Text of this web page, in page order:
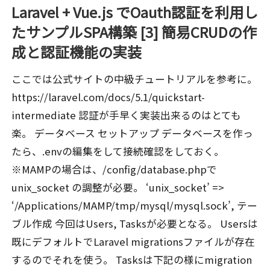
Laravel + Vue.js でOauth認証を利用し
たサンプルSPA構築 [3] 簡易CRUDの作
成と認証機能の実装
ここでは公式サイトの中級チュートリアルを参考に。
https://laravel.com/docs/5.1/quickstart-
intermediate 認証が手早く実装出来るのはとても
楽。 データベース セットアップ データベースを作っ
たら、.envの編集をして接続確認をしておく。
※MAMPの場合は、/config/database.phpで
unix_socket の調整が必要。 ‘unix_socket’ =>
‘/Applications/MAMP/tmp/mysql/mysql.sock’, テー
ブル作成 今回はUsers, Tasksが必要となる。 Usersは
既にデフォルトでLaravel migrationsファイルが存在
するのでそれを使う。 Tasksは下記の様にmigration